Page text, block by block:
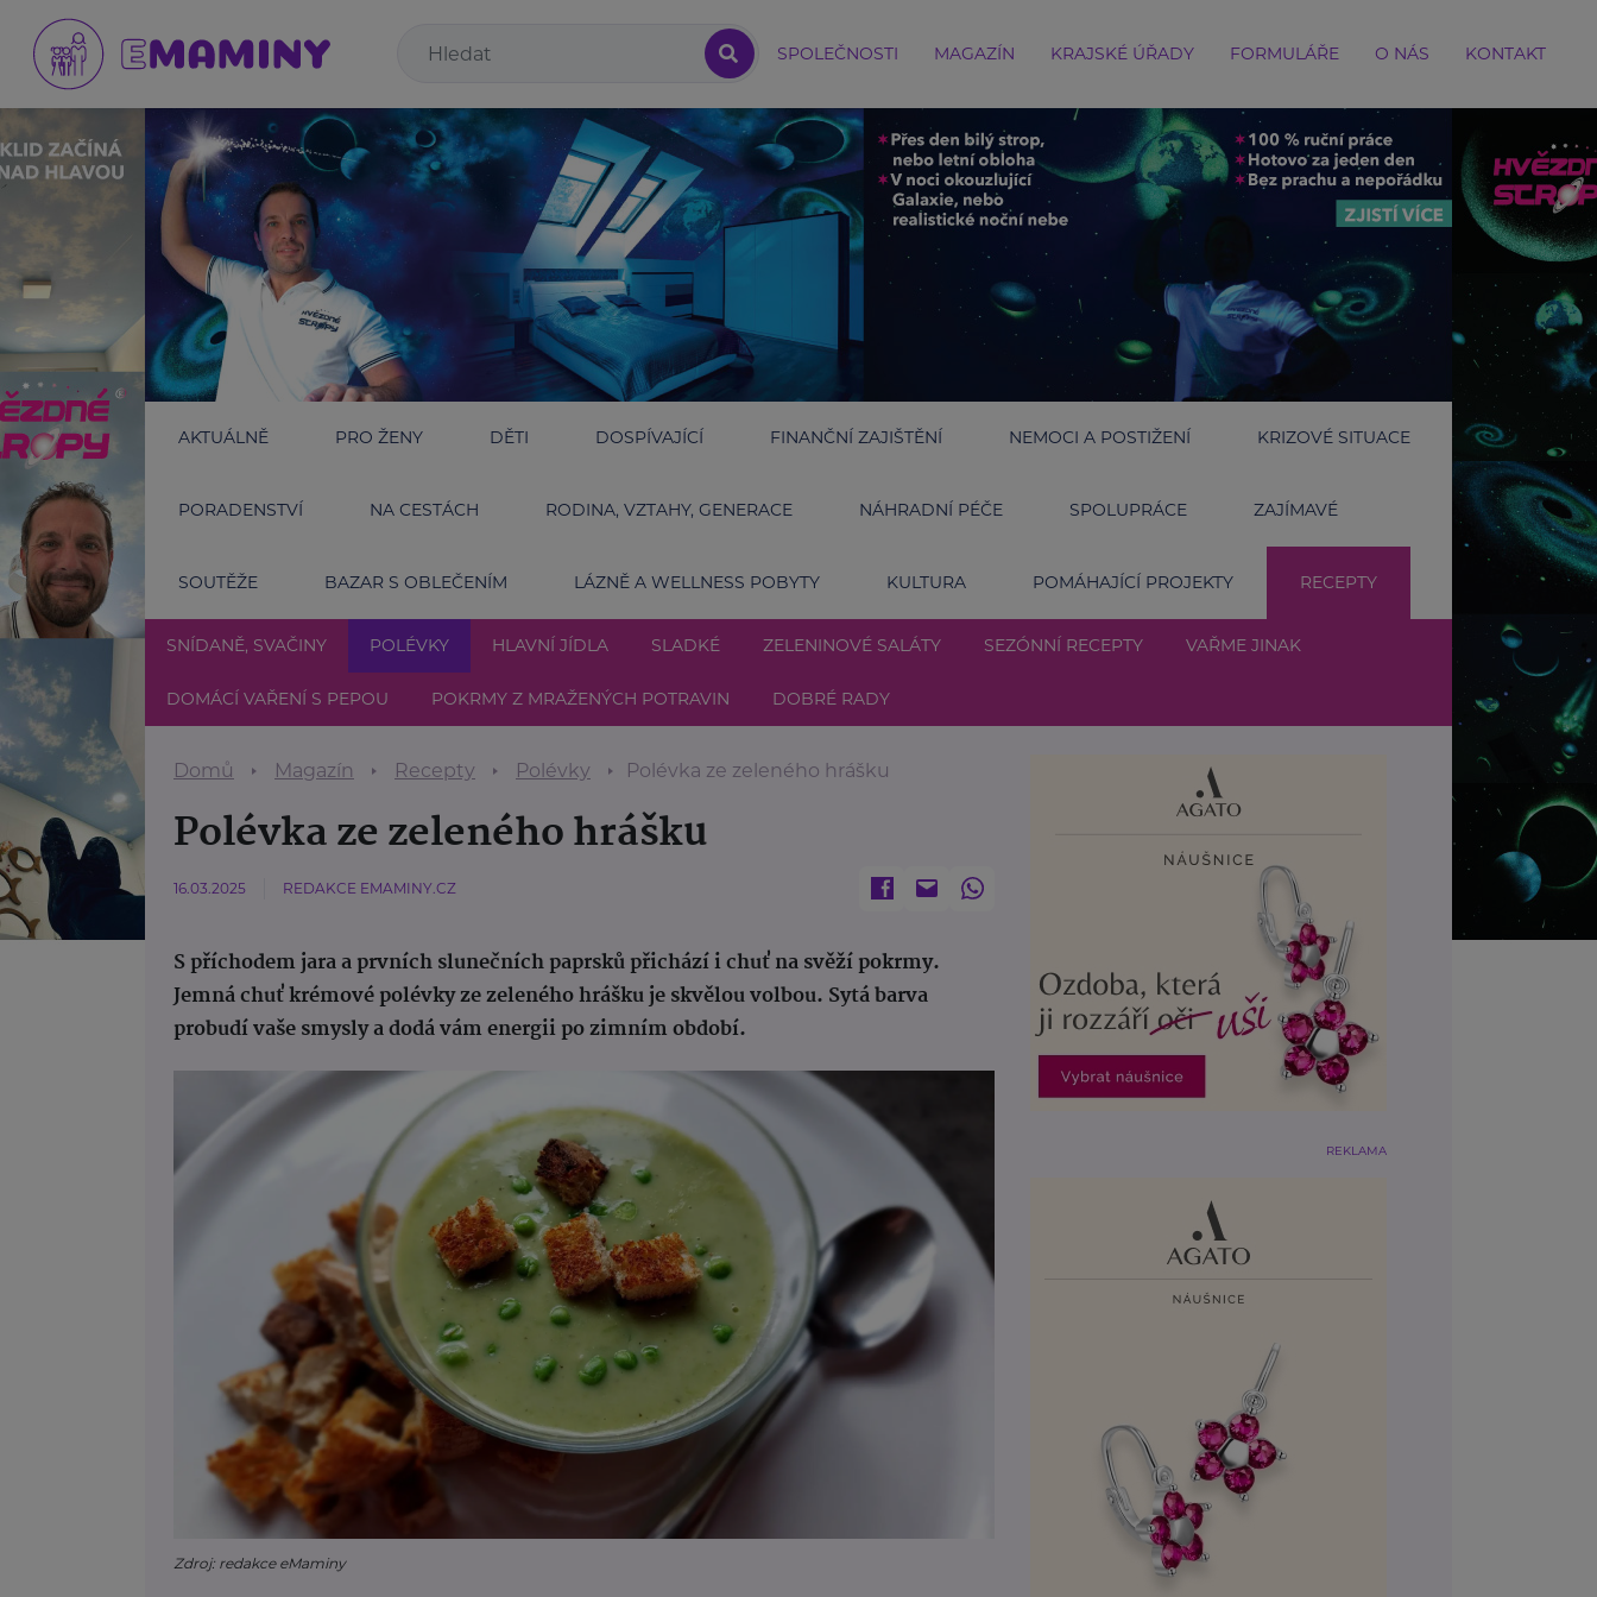
SPOLEČNOSTI MAGAZÍN KRAJSKÉ ÚŘADY FORMULÁŘE O NÁS KONTAKT
AKTUÁLNĚ PRO ŽENY DĚTI DOSPÍVAJÍCÍ FINANČNÍ ZAJIŠTĚNÍ NEMOCI A POSTIŽENÍ KRIZOVÉ SITUACE
PORADENSTVÍ NA CESTÁCH RODINA, VZTAHY, GENERACE NÁHRADNÍ PÉČE SPOLUPRÁCE ZAJÍMAVÉ
SOUTĚŽE BAZAR S OBLEČENÍM LÁZNĚ A WELLNESS POBYTY KULTURA POMÁHAJÍCÍ PROJEKTY RECEPTY
SNÍDANĚ, SVAČINY POLÉVKY HLAVNÍ JÍDLA SLADKÉ ZELENINOVÉ SALÁTY SEZÓNNÍ RECEPTY VAŘME JINAK
DOMÁCÍ VAŘENÍ S PEPOU POKRMY Z MRAŽENÝCH POTRAVIN DOBRÉ RADY
Domů Magazín Recepty Polévky Polévka ze zeleného hrášku
Polévka ze zeleného hrášku
16.03.2025 REDAKCE EMAMINY.CZ
S příchodem jara a prvních slunečních paprsků přichází i chuť na svěží pokrmy.
Jemná chuť krémové polévky ze zeleného hrášku je skvělou volbou. Sytá barva
probudí vaše smysly a dodá vám energii po zimním období.
Zdroj: redakce eMaminy
REKLAMA